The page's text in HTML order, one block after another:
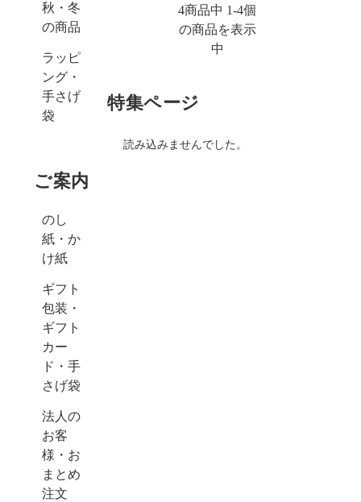
秋・冬
の商品
ラッピ
ング・
手さげ
袋
ご案内
のし
紙・か
け紙
ギフト
包装・
ギフト
カー
ド・手
さげ袋
法人の
お客
様・お
まとめ
注文
4商品中 1-4個
の商品を表示
中
特集ページ
読み込みませんでした。